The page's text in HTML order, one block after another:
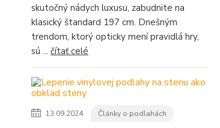
skutočný nádych luxusu, zabudnite na
klasický štandard 197 cm. Dnešným
trendom, ktorý opticky mení pravidlá hry,
sú ... čítať celé
13.09.2024 Články o podlahách